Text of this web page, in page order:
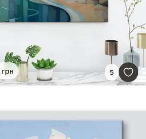
грн 5